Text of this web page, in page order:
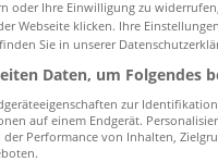
und
ansehen
Holzbriketts
oder Ihre Einwilligung zu
Webseite klicken. Ihre
Sie in unserer
Daten, um Folgendes
zur
auf einem Endgerät.
Performance von Inhalten,